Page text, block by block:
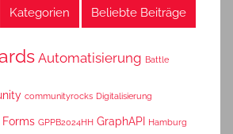
Kategorien Beliebte Beiträge
Automatisierung Battle
communityrocks Digitalisierung
Forms GPPB2024HH GraphAPI Hamburg